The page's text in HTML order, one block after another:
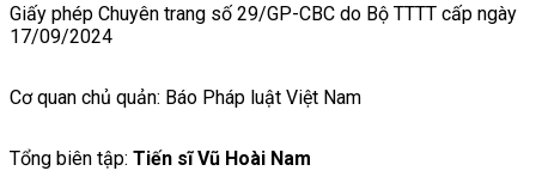
Giấy phép Chuyên trang số 29/GP-CBC do Bộ TTTT cấp ngày
17/09/2024
Cơ quan chủ quản: Báo Pháp luật Việt Nam
Tổng biên tập: Tiến sĩ Vũ Hoài Nam